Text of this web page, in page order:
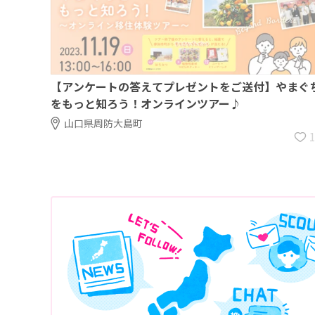
【アンケートの答えてプレゼントをご送付】やまぐ
をもっと知ろう！オンラインツアー♪
山口県周防大島町